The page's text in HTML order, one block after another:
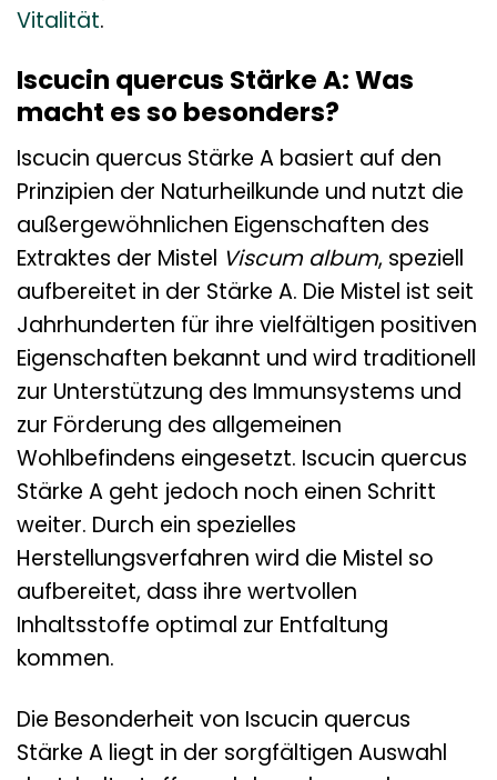
Vitalität.
Iscucin quercus Stärke A: Was
macht es so besonders?
Iscucin quercus Stärke A basiert auf den
Prinzipien der Naturheilkunde und nutzt die
außergewöhnlichen Eigenschaften des
Extraktes der Mistel Viscum album, speziell
aufbereitet in der Stärke A. Die Mistel ist seit
Jahrhunderten für ihre vielfältigen positiven
Eigenschaften bekannt und wird traditionell
zur Unterstützung des Immunsystems und
zur Förderung des allgemeinen
Wohlbefindens eingesetzt. Iscucin quercus
Stärke A geht jedoch noch einen Schritt
weiter. Durch ein spezielles
Herstellungsverfahren wird die Mistel so
aufbereitet, dass ihre wertvollen
Inhaltsstoffe optimal zur Entfaltung
kommen.
Die Besonderheit von Iscucin quercus
Stärke A liegt in der sorgfältigen Auswahl